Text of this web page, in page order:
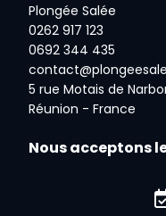
Plongée Salée
0262 917 123
0692 344 435
5 rue Motais de
Réunion - France
Nous acceptons